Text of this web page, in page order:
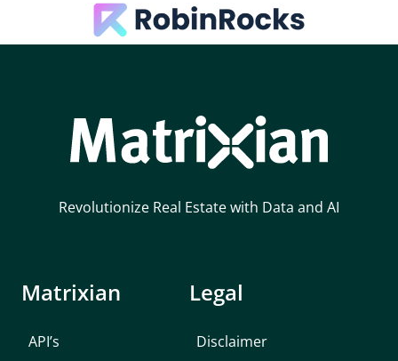
Revolutionize Real Estate with Data and AI
Matrixian
API’s
Legal
Disclaimer